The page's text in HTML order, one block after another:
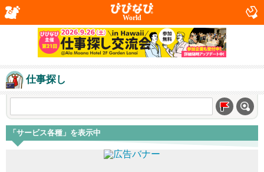
World
仕事探し
「サービス各種」を表示中